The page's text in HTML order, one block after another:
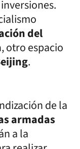
del
, otro espacio
.
de la
armadas
a la